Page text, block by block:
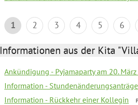
1 2 3 4 5 6
Informationen aus der Kita
Ankündigung - Pyjamaparty am 20.
Information -
Information - Rückkehr einer Kollegin